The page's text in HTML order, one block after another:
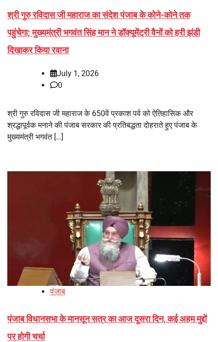
श्री गुरु रविदास जी महाराज का संदेश पंजाब के कोने-कोने तक
पहुंचेगा; मुख्यमंत्री भगवंत सिंह मान ने डॉक्यूमेंट्री वैनों को हरी झंडी
दिखाकर किया रवाना
July 1, 2026
0
श्री गुरु रविदास जी महाराज के 650वें प्रकाश पर्व को ऐतिहासिक और
श्रद्धापूर्वक मनाने की पंजाब सरकार की प्रतिबद्धता दोहराते हुए पंजाब के
मुख्यमंत्री भगवंत […]
पंजाब
पंजाब विधानसभा के मानसून सत्र का आज दूसरा दिन, कई अहम मुद्दों
पर होगी चर्चा